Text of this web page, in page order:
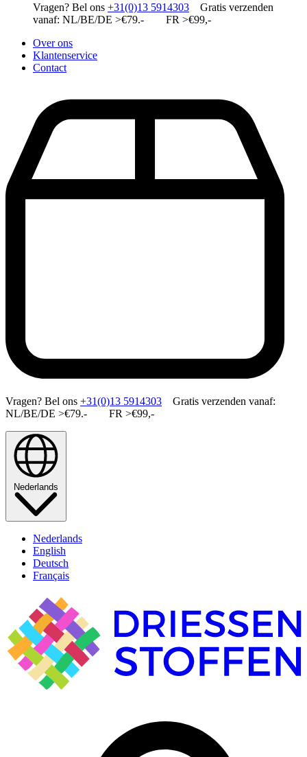
Vragen? Bel ons +31(0)13 5914303 Gratis verzenden
vanaf: NL/BE/DE >€79.- FR >€99,-
Over ons
Klantenservice
Contact
Vragen? Bel ons +31(0)13 5914303 Gratis verzenden vanaf:
NL/BE/DE >€79.- FR >€99,-
Nederlands
Nederlands
English
Deutsch
Français